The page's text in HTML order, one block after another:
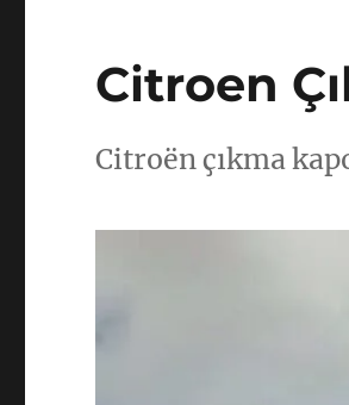
Citroen
Citroën çıkma